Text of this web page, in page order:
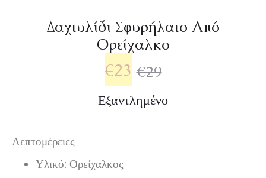
Δαχτυλίδι Σφυρήλατο Από
Ορείχαλκο
Λεπτομέρειες
Υλικό: Ορείχαλκος
€29
€23
Εξαντλημένο